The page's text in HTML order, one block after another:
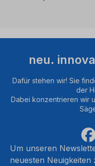
neu.
Dafür stehen wir! Sie
der
Dabei konzentrieren wir
Um unseren
neuesten